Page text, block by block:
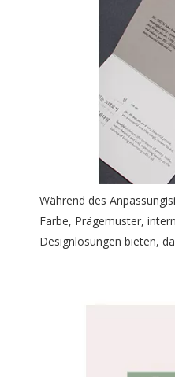
Während des
Farbe, Prägemuster,
Designlösungen bieten,